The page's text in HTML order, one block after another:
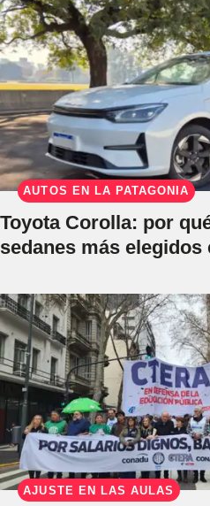
AUTOS EN LA PATAGONIA
Toyota Corolla: por
sedanes más elegidos
AJUSTE EN LAS AULAS